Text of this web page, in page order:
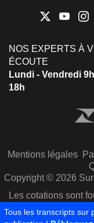
NOS EXPERTS À
ÉCOUTE
Lundi - Vendredi
18h
Mentions légales
Copyright © 2026
Les cotations sont
Tous les transcripts sur